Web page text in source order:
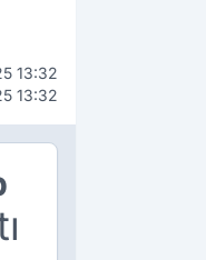
13:32
13:32